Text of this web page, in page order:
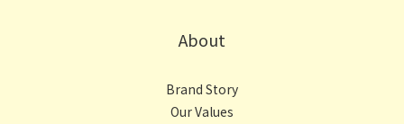
About
Brand Story
Our Values